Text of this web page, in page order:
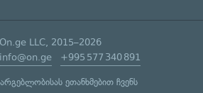
LLC, 2015–2026
info@on.ge +995 577 340 891
ეთანხმებით ჩვენს